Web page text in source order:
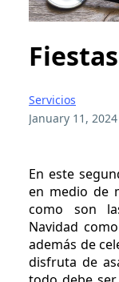
Servicios
January 11, 2024
En este
en medio de
como son
Navidad
además de
disfruta de